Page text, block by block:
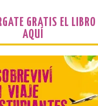
[…]
incrementa a
vuelos diarios a
para la próxima
de invierno
GRATIS EL LIBRO
AQUÍ